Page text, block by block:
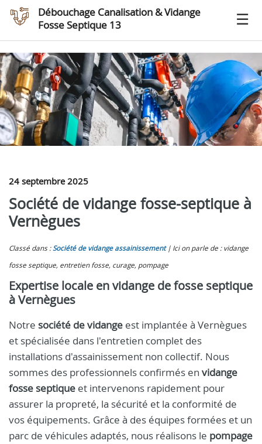
Débouchage Canalisation & Vidange
Fosse Septique 13
24 septembre 2025
Société de vidange fosse-septique à
Vernègues
Classé dans :Société de vidange assainissement
Ici on parle de : vidange
fosse septique, entretien fosse, curage, pompage
Expertise locale en vidange de fosse septique
à Vernègues
Notre société de vidange est implantée à Vernègues
et spécialisée dans l'entretien complet des
installations d'assainissement non collectif. Nous
sommes des professionnels confirmés en vidange
fosse septique et intervenons rapidement pour
assurer la propreté, la sécurité et la conformité de
vos équipements. Grâce à des équipes formées et un
parc de véhicules adaptés, nous réalisons le pompage